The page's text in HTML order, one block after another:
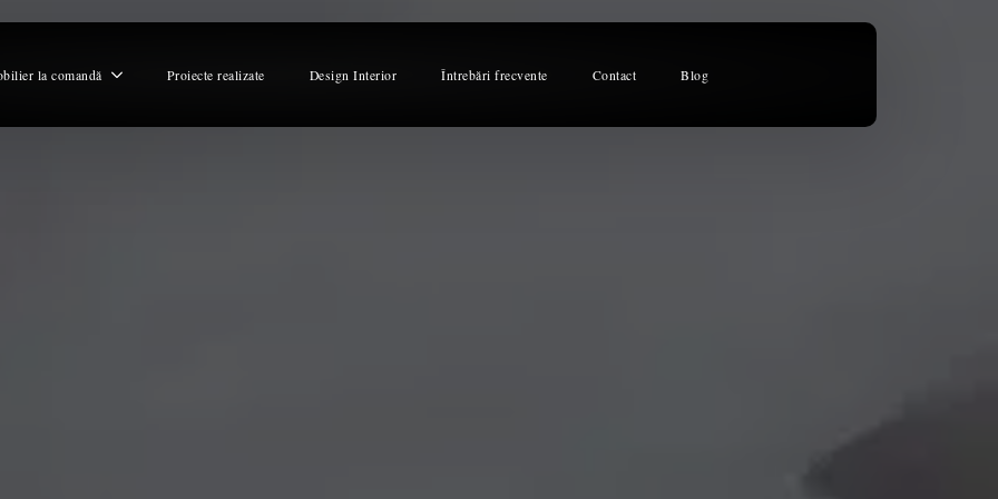
la comandă Proiecte realizate Design Interior Întrebări frecvente Contact Blog